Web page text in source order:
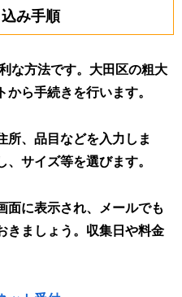
み手順
な方法です。大田区の粗大
ら手続きを行います。
所、品目などを入力しま
サイズ等を選びます。
面に表示され、メールでも
きましょう 。収集日や料金